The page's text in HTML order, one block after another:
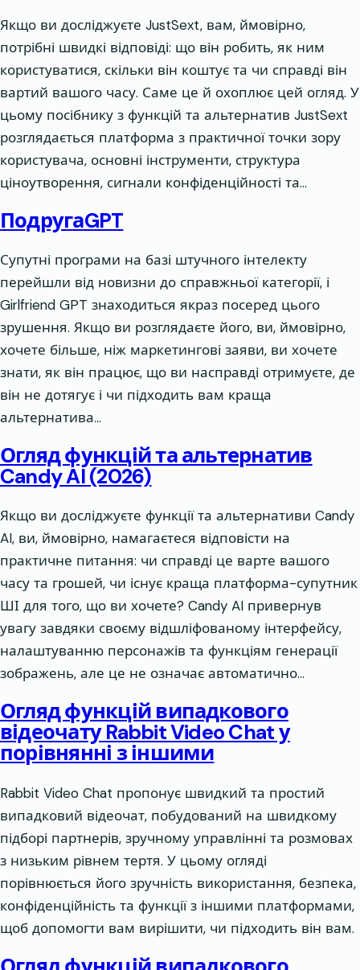
Якщо ви досліджуєте JustSext, вам, ймовірно,
потрібні швидкі відповіді: що він робить, як ним
користуватися, скільки він коштує та чи справді він
вартий вашого часу. Саме це й охоплює цей огляд. У
цьому посібнику з функцій та альтернатив JustSext
розглядається платформа з практичної точки зору
користувача, основні інструменти, структура
ціноутворення, сигнали конфіденційності та…
ПодругаGPT
Супутні програми на базі штучного інтелекту
перейшли від новизни до справжньої категорії, і
Girlfriend GPT знаходиться якраз посеред цього
зрушення. Якщо ви розглядаєте його, ви, ймовірно,
хочете більше, ніж маркетингові заяви, ви хочете
знати, як він працює, що ви насправді отримуєте, де
він не дотягує і чи підходить вам краща
альтернатива…
Огляд функцій та альтернатив
Candy AI (2026)
Якщо ви досліджуєте функції та альтернативи Candy
AI, ви, ймовірно, намагаєтеся відповісти на
практичне питання: чи справді це варте вашого
часу та грошей, чи існує краща платформа-супутник
ШІ для того, що ви хочете? Candy AI привернув
увагу завдяки своєму відшліфованому інтерфейсу,
налаштуванню персонажів та функціям генерації
зображень, але це не означає автоматично…
Огляд функцій випадкового
відеочату Rabbit Video Chat у
порівнянні з іншими
Rabbit Video Chat пропонує швидкий та простий
випадковий відеочат, побудований на швидкому
підборі партнерів, зручному управлінні та розмовах
з низьким рівнем тертя. У цьому огляді
порівнюється його зручність використання, безпека,
конфіденційність та функції з іншими платформами,
щоб допомогти вам вирішити, чи підходить він вам.